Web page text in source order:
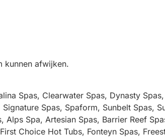
kunnen afwijken.
Spas, Clearwater Spas, Dynasty
Spas, Spaform, Sunbelt Spas,
Spa, Artesian Spas, Barrier Reef
Choice Hot Tubs, Fonteyn Spas,